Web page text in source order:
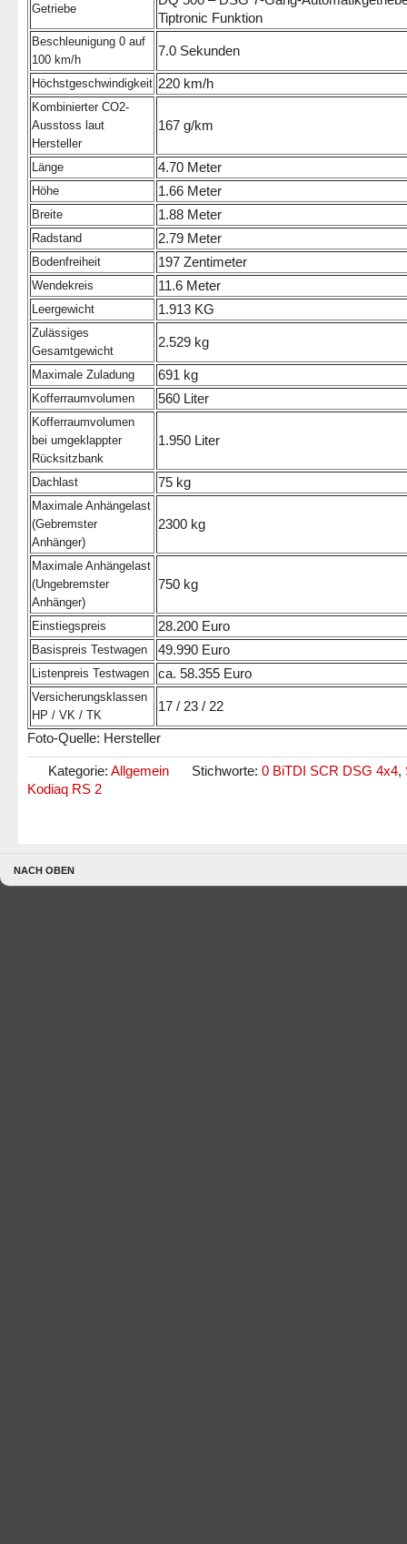
Getriebe
Tiptronic Funktion
Beschleunigung 0 auf
100 km/h
7.0 Sekunden
Höchstgeschwindigkeit 220 km/h
Kombinierter CO2-
Ausstoss laut
Hersteller
167 g/km
Länge 4.70 Meter
Höhe 1.66 Meter
Breite 1.88 Meter
Radstand 2.79 Meter
Bodenfreiheit 197 Zentimeter
Wendekreis 11.6 Meter
Leergewicht 1.913 KG
Zulässiges
Gesamtgewicht
2.529 kg
Maximale Zuladung 691 kg
Kofferraumvolumen 560 Liter
Kofferraumvolumen
bei umgeklappter
Rücksitzbank
1.950 Liter
Dachlast 75 kg
Maximale Anhängelast
(Gebremster
Anhänger)
2300 kg
Maximale Anhängelast
(Ungebremster
Anhänger)
750 kg
Einstiegspreis 28.200 Euro
Basispreis Testwagen 49.990 Euro
Listenpreis Testwagen ca. 58.355 Euro
Versicherungsklassen
HP / VK / TK
17 / 23 / 22
Foto-Quelle: Hersteller
Kategorie: Allgemein Stichworte: 0 BiTDI SCR DSG 4x4,
Kodiaq RS 2
NACH OBEN